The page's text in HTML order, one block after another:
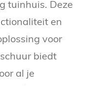
tuinhuis. Deze
en
voor
biedt
al je